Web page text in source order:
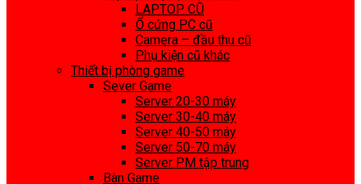
LAPTOP CŨ
Ổ cứng PC cũ
Camera – đầu thu cũ
Phụ kiện cũ khác
Thiết bị phòng game
Sever Game
Server 20-30 máy
Server 30-40 máy
Server 40-50 máy
Server 50-70 máy
Server PM tập trung
Bàn Game